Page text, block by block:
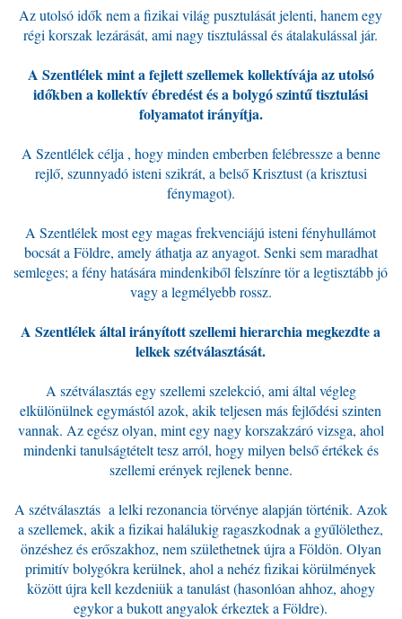
Az utolsó idők nem a fizikai világ pusztulását jelenti, hanem egy
régi korszak lezárását, ami nagy tisztulással és átalakulással jár.
A Szentlélek mint a fejlett szellemek kollektívája az utolsó
időkben a kollektív ébredést és a bolygó szintű tisztulási
folyamatot irányítja.
A Szentlélek célja , hogy minden emberben felébressze a benne
rejlő, szunnyadó isteni szikrát, a belső Krisztust (a krisztusi
fénymagot).
A Szentlélek most egy magas frekvenciájú isteni fényhullámot
bocsát a Földre, amely áthatja az anyagot. Senki sem maradhat
semleges; a fény hatására mindenkiből felszínre tör a legtisztább jó
vagy a legmélyebb rossz.
A Szentlélek által irányított szellemi hierarchia megkezdte a
lelkek szétválasztását.
A szétválasztás egy szellemi szelekció, ami által végleg
elkülönülnek egymástól azok, akik teljesen más fejlődési szinten
vannak. Az egész olyan, mint egy nagy korszakzáró vizsga, ahol
mindenki tanulságtételt tesz arról, hogy milyen belső értékek és
szellemi erények rejlenek benne.
A szétválasztás a lelki rezonancia törvénye alapján történik. Azok
a szellemek, akik a fizikai halálukig ragaszkodnak a gyűlölethez,
önzéshez és erőszakhoz, nem születhetnek újra a Földön. Olyan
primitív bolygókra kerülnek, ahol a nehéz fizikai körülmények
között újra kell kezdeniük a tanulást (hasonlóan ahhoz, ahogy
egykor a bukott angyalok érkeztek a Földre).